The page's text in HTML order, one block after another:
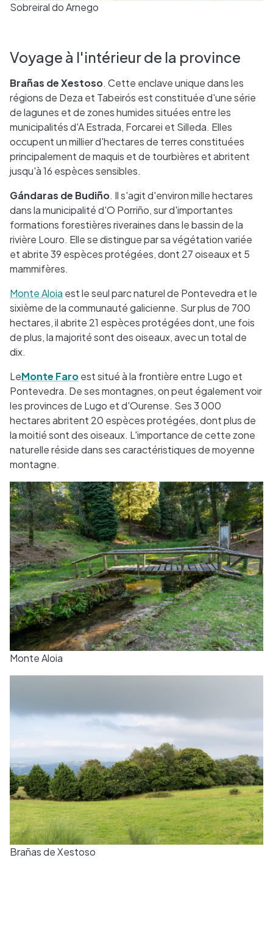
Sobreiral do Arnego
Voyage à l'intérieur de la province
Brañas de Xestoso. Cette enclave unique dans les
régions de Deza et Tabeirós est constituée d'une série
de lagunes et de zones humides situées entre les
municipalités d'A Estrada, Forcarei et Silleda. Elles
occupent un millier d'hectares de terres constituées
principalement de maquis et de tourbières et abritent
jusqu'à 16 espèces sensibles.
Gándaras de Budiño. Il s'agit d'environ mille hectares
dans la municipalité d'O Porriño, sur d'importantes
formations forestières riveraines dans le bassin de la
rivière Louro. Elle se distingue par sa végétation variée
et abrite 39 espèces protégées, dont 27 oiseaux et 5
mammifères.
Monte Aloia est le seul parc naturel de Pontevedra et le
sixième de la communauté galicienne. Sur plus de 700
hectares, il abrite 21 espèces protégées dont, une fois
de plus, la majorité sont des oiseaux, avec un total de
dix.
LeMonte Faroest situé à la frontière entre Lugo et
Pontevedra. De ses montagnes, on peut également voir
les provinces de Lugo et d'Ourense. Ses 3 000
hectares abritent 20 espèces protégées, dont plus de
la moitié sont des oiseaux. L'importance de cette zone
naturelle réside dans ses caractéristiques de moyenne
montagne.
Monte Aloia
Brañas de Xestoso​​​​